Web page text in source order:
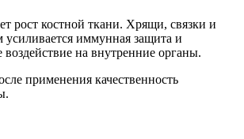
рост костной ткани. Хрящи, связки и
иммунная защита и
на внутренние органы.
применения качественность